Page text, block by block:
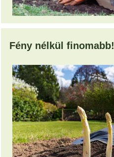
Fény nélkül finomabb!